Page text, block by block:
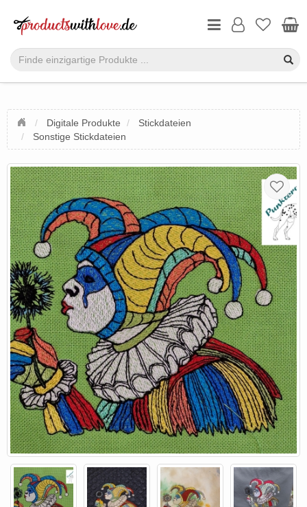
Digitale Produkte
Stickdateien
Sonstige Stickdateien